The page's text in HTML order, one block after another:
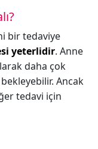
bir tedaviye
yeterlidir. Anne
daha çok
Ancak
tedavi için